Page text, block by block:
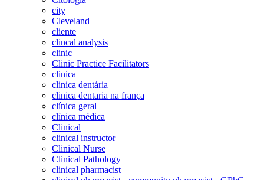
city
Cleveland
cliente
clincal analysis
clinic
Clinic Practice Facilitators
clinica
clinica dentária
clinica dentaria na frança
clínica geral
clínica médica
Clinical
clinical instructor
Clinical Nurse
Clinical Pathology
clinical pharmacist